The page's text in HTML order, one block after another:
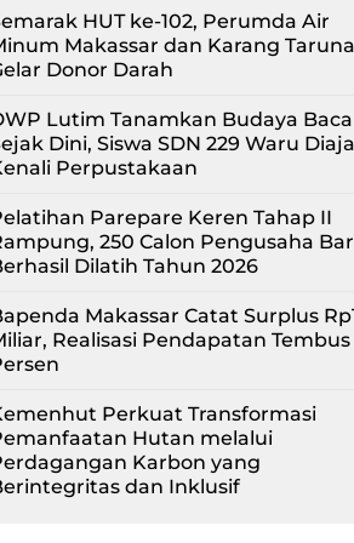
HUT ke-102, Perumda Air
Makassar dan Karang Taruna
Donor Darah
Lutim Tanamkan Budaya Baca
Dini, Siswa SDN 229 Waru
Perpustakaan
Parepare Keren Tahap II
250 Calon Pengusaha
Dilatih Tahun 2026
Makassar Catat Surplus
Realisasi Pendapatan Tembus
Perkuat Transformasi
Hutan melalui
Karbon yang
dan Inklusif